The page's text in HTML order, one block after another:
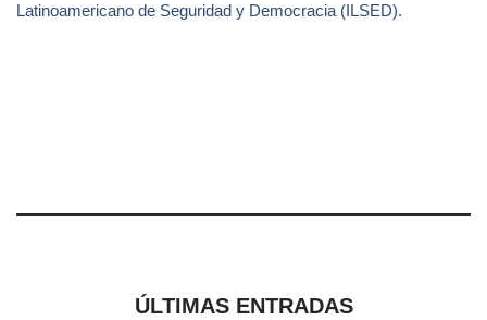
Latinoamericano de Seguridad y Democracia (ILSED).
ÚLTIMAS ENTRADAS